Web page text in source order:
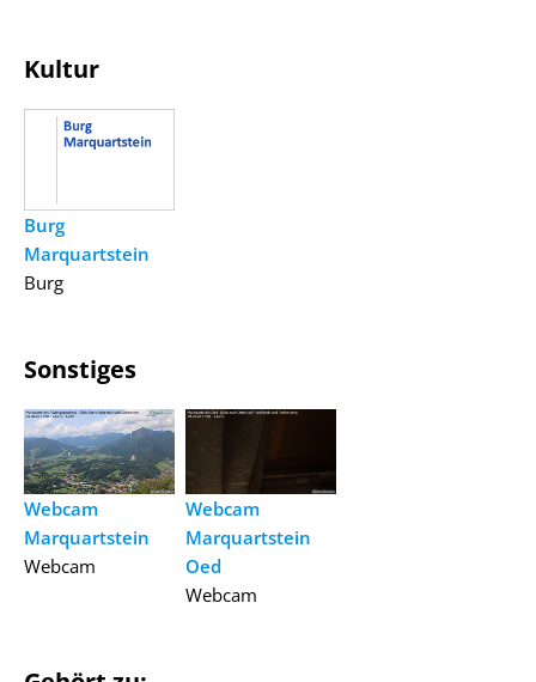
Kultur
Burg
Marquartstein
Burg
Sonstiges
Webcam
Marquartstein
Webcam
Webcam
Marquartstein
Oed
Webcam